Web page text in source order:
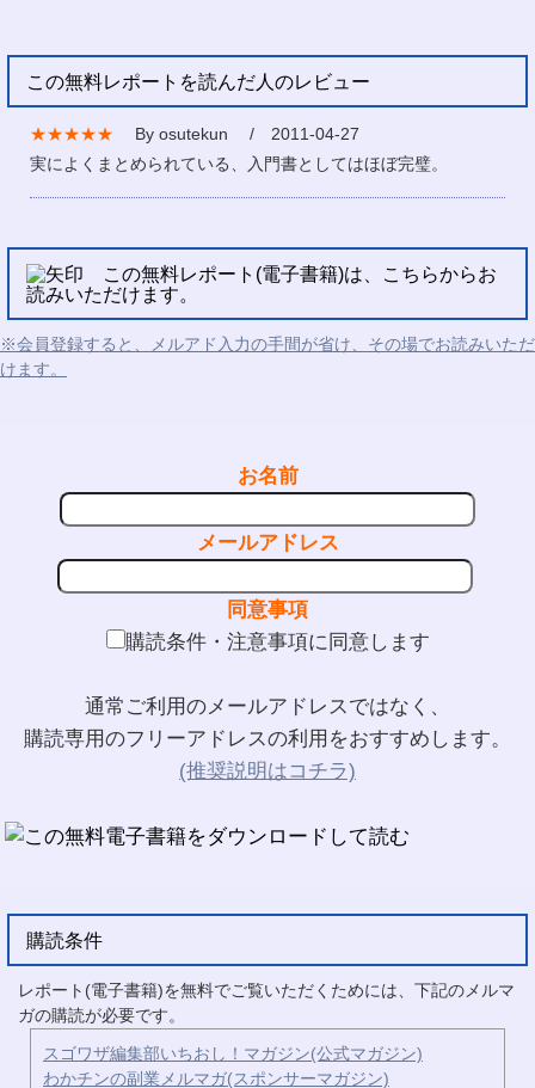
この無料レポートを読んだ人のレビュー
★★★★★
By osutekun / 2011-04-27
実によくまとめられている、入門書としてはほぼ完璧。
この無料レポート(電子書籍)は、こちらからお
読みいただけます。
※会員登録すると、メルアド入力の手間が省け、その場でお読みいただ
けます。
お名前
メールアドレス
同意事項
購読条件・注意事項に同意します
通常ご利用のメールアドレスではなく、
購読専用のフリーアドレスの利用をおすすめします。
(推奨説明はコチラ)
購読条件
レポート(電子書籍)を無料でご覧いただくためには、下記のメルマ
ガの購読が必要です。
スゴワザ編集部いちおし！マガジン(公式マガジン)
わかチンの副業メルマガ(スポンサーマガジン)